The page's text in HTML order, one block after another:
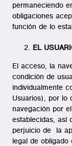
permaneciendo
obligaciones
función de lo
EL
El acceso, la
condición de
individualmente
Usuarios), por lo
navegación por
establecidas, así
perjuicio de la
legal de